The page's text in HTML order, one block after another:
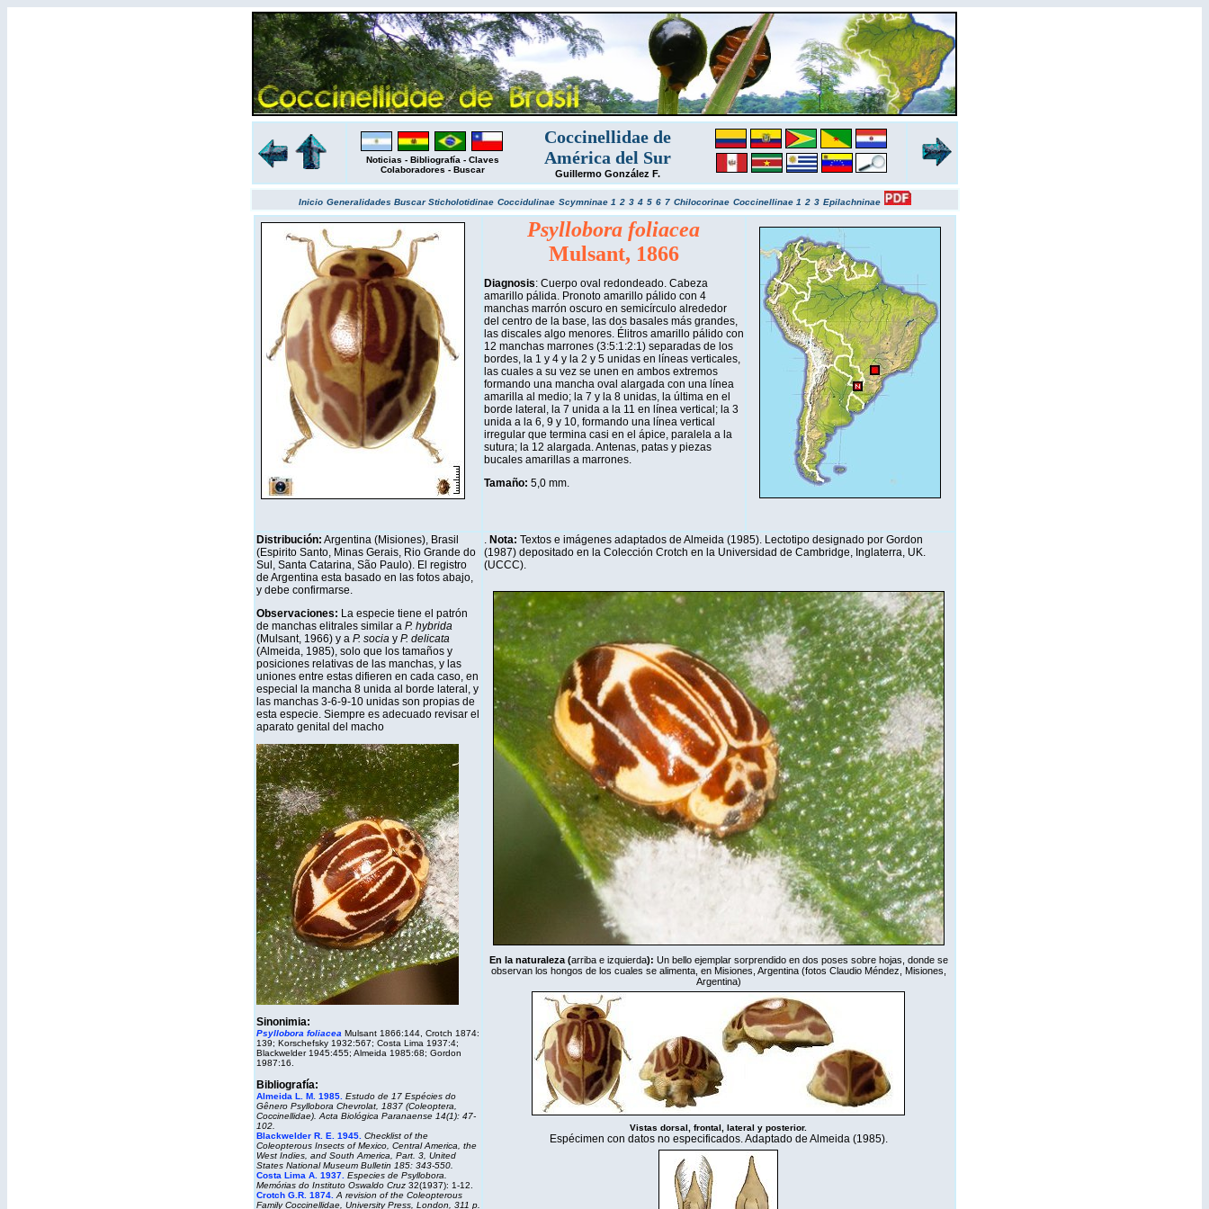
Noticias - Bibliografía - Claves
Colaboradores - Buscar
Coccinellidae de
América del Sur
Guillermo González F.
Inicio Generalidades BuscarSticholotidinae Coccidulinae Scymninae 1 2 3 4 5 6 7 Chilocorinae Coccinellinae 1 2 3 Epilachninae
Psyllobora foliacea
Mulsant, 1866
Diagnosis: Cuerpo oval redondeado. Cabeza
amarillo pálida. Pronoto amarillo pálido con 4
manchas marrón oscuro en semicírculo alrededor
del centro de la base, las dos basales más grandes,
las discales algo menores. Élitros amarillo pálido con
12 manchas marrones (3:5:1:2:1) separadas de los
bordes, la 1 y 4 y la 2 y 5 unidas en líneas verticales,
las cuales a su vez se unen en ambos extremos
formando una mancha oval alargada con una línea
amarilla al medio; la 7 y la 8 unidas, la última en el
borde lateral, la 7 unida a la 11 en línea vertical; la 3
unida a la 6, 9 y 10, formando una línea vertical
irregular que termina casi en el ápice, paralela a la
sutura; la 12 alargada. Antenas, patas y piezas
bucales amarillas a marrones.
Tamaño: 5,0 mm.
Distribución: Argentina (Misiones), Brasil
(Espirito Santo, Minas Gerais, Rio Grande do
Sul, Santa Catarina, São Paulo). El registro
de Argentina esta basado en las fotos abajo,
y debe confirmarse.
Observaciones: La especie tiene el patrón
de manchas elitrales similar a P. hybrida
(Mulsant, 1966) y a P. sociay P. delicata
(Almeida, 1985), solo que los tamaños y
posiciones relativas de las manchas, y las
uniones entre estas difieren en cada caso, en
especial la mancha 8 unida al borde lateral, y
las manchas 3-6-9-10 unidas son propias de
esta especie. Siempre es adecuado revisar el
aparato genital del macho
Sinonimia:
Psyllobora foliacea Mulsant 1866:144, Crotch 1874:
139; Korschefsky 1932:567; Costa Lima 1937:4;
Blackwelder 1945:455; Almeida 1985:68; Gordon
1987:16.
Bibliografía:
Almeida L. M. 1985. Estudo de 17 Espécies do
Gênero Psyllobora Chevrolat, 1837 (Coleoptera,
Coccinellidae). Acta Biológica Paranaense 14(1): 47-
102.
Blackwelder R. E. 1945. Checklist of the
Coleopterous Insects of Mexico, Central America, the
West Indies, and South America, Part. 3, United
States National Museum Bulletin 185: 343-550.
Costa Lima A. 1937. Especies de Psyllobora.
Memórias do Instituto Oswaldo Cruz32(1937): 1-12.
Crotch G.R. 1874. A revision of the Coleopterous
Family Coccinellidae, University Press, London, 311 p.
. Nota: Textos e imágenes adaptados de Almeida (1985). Lectotipo designado por Gordon
(1987) depositado en la Colección Crotch en la Universidad de Cambridge, Inglaterra, UK.
(UCCC).
En la naturaleza (arriba e izquierda): Un bello ejemplar sorprendido en dos poses sobre hojas, donde se
observan los hongos de los cuales se alimenta, en Misiones, Argentina (fotos Claudio Méndez, Misiones,
Argentina)
Vistas dorsal, frontal, lateral y posterior.
Espécimen con datos no especificados. Adaptado de Almeida (1985).